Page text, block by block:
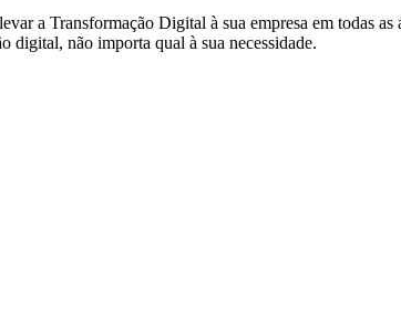
a Transformação Digital à sua empresa em todas as
digital, não importa qual à sua necessidade.